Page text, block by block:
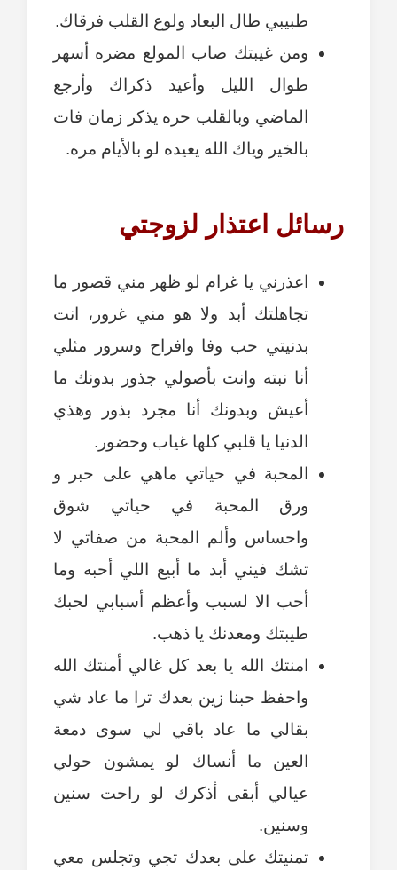
طبيبي طال البعاد ولوع القلب فرقاك.
ومن غيبتك صاب المولع مضره أسهر
طوال الليل وأعيد ذكراك وأرجع
الماضي وبالقلب حره يذكر زمان فات
بالخير وياك الله يعيده لو بالأيام مره.
رسائل اعتذار لزوجتي
اعذرني يا غرام لو ظهر مني قصور ما
تجاهلتك أبد ولا هو مني غرور، انت
بدنيتي حب وفا وافراح وسرور مثلي
أنا نبته وانت بأصولي جذور بدونك ما
أعيش وبدونك أنا مجرد بذور وهذي
الدنيا يا قلبي كلها غياب وحضور.
المحبة في حياتي ماهي على حبر و
ورق المحبة في حياتي شوق
واحساس وألم المحبة من صفاتي لا
تشك فيني أبد ما أبيع اللي أحبه وما
أحب الا لسبب وأعظم أسبابي لحبك
طيبتك ومعدنك يا ذهب.
امنتك الله يا بعد كل غالي أمنتك الله
واحفظ حبنا زين بعدك ترا ما عاد شي
بقالي ما عاد باقي لي سوى دمعة
العين ما أنساك لو يمشون حولي
عيالي أبقى أذكرك لو راحت سنين
وسنين.
تمنيتك على بعدك تجي وتجلس معي